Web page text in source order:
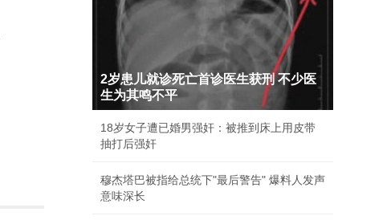
2岁患儿就诊死亡首诊医生获刑 不少医
生为其鸣不平
18岁女子遭已婚男强奸：被推到床上用皮带
抽打后强奸
穆杰塔巴被指给总统下"最后警告" 爆料人发声
意味深长